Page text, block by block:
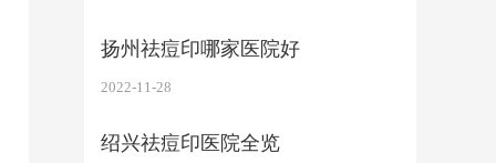
扬州祛痘印哪家医院好
2022-11-28
绍兴祛痘印医院全览